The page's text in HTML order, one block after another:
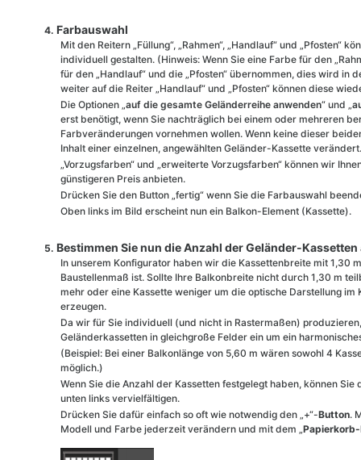
Farbauswahl
Mit den Reitern „Füllung“, „Rahmen“, „Handlauf“ und „Pfosten“
individuell gestalten. (Hinweis: Wenn Sie eine Farbe für den
für den „Handlauf“ und die „Pfosten“ übernommen, dies wird in
weiter auf die Reiter „Handlauf“ und „Pfosten“ können diese
Die Optionen „auf die gesamte Geländerreihe anwenden“ und „
erst benötigt, wenn Sie nachträglich bei einem oder mehreren
Farbveränderungen vornehmen wollen. Wenn keine dieser
Inhalt einer einzelnen, angewählten Geländer-Kassette verändert.
„Vorzugsfarben“ und „erweiterte Vorzugsfarben“ können wir
günstigeren Preis anbieten.
Drücken Sie den Button „fertig“ wenn Sie die Farbauswahl
Oben links im Bild erscheint nun ein Balkon-Element (Kassette).
Bestimmen Sie nun die Anzahl der Geländer-
In unserem Konfigurator haben wir die Kassettenbreite mit 1,30
Baustellenmaß ist. Sollte Ihre Balkonbreite nicht durch 1,30 m
mehr oder eine Kassette weniger um die optische Darstellung
erzeugen.
Da wir für Sie individuell (und nicht in Rastermaßen)
Geländerkassetten in gleichgroße Felder ein um ein
(Beispiel: Bei einer Balkonlänge von 5,60 m wären sowohl 4
möglich.)
Wenn Sie die Anzahl der Kassetten festgelegt haben, können
unten links vervielfältigen.
Drücken Sie dafür einfach so oft wie notwendig den „+“-Button.
Modell und Farbe jederzeit verändern und mit dem „